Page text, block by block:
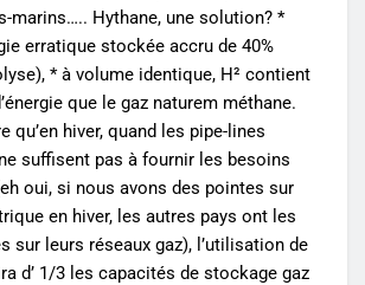
marins….. Hythane, une solution? *
erratique stockée accru de 40%
* à volume identique, H² contient
que le gaz naturem méthane.
qu’en hiver, quand les pipe-lines
suffisent pas à fournir les besoins
oui, si nous avons des pointes sur
en hiver, les autres pays ont les
sur leurs réseaux gaz), l’utilisation de
d’ 1/3 les capacités de stockage gaz